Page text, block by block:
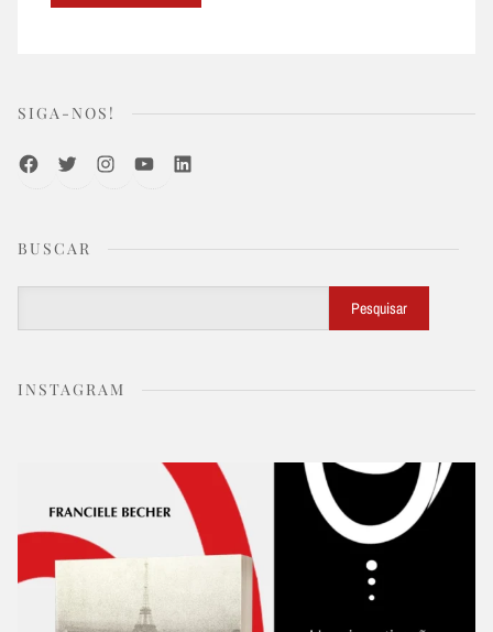
SIGA-NOS!
FacebookTwitterInstagramYoutubeLinkedIn
BUSCAR
Pesquisar
INSTAGRAM